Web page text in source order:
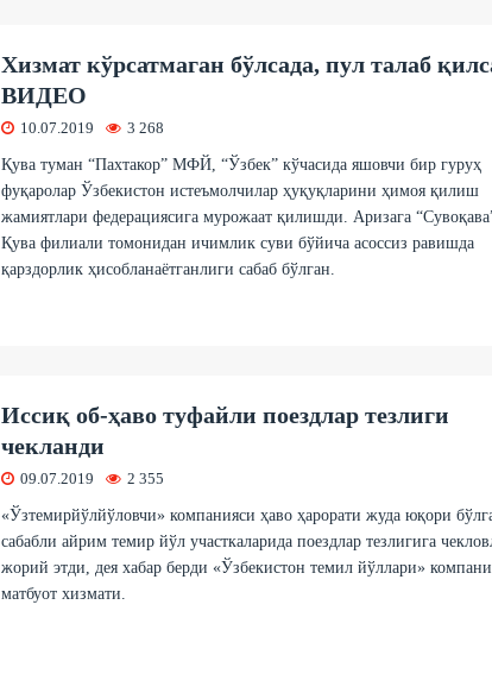
Хизмат кўрсатмаган бўлсада, пул талаб
ВИДЕО
10.07.2019 3 268
Қува туман “Пахтакор” МФЙ, “Ўзбек” кўчасида яшовчи бир гуруҳ
фуқаролар Ўзбекистон истеъмолчилар ҳуқуқларини ҳимоя қилиш
жамиятлари федерациясига мурожаат қилишди. Аризага
Қува филиали томонидан ичимлик суви бўйича асоссиз равишда
қарздорлик ҳисобланаётганлиги сабаб бўлган.
Иссиқ об-ҳаво туфайли поездлар тезлиги
чекланди
09.07.2019 2 355
«Ўзтемирйўлйўловчи» компанияси ҳаво ҳарорати жуда юқори
сабабли айрим темир йўл участкаларида поездлар тезлигига
жорий этди, дея хабар берди «Ўзбекистон темил йўллари»
матбуот хизмати.